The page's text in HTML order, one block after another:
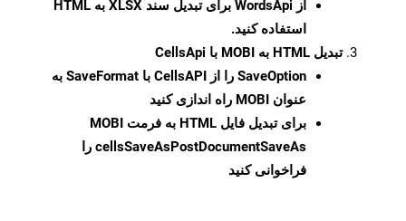
از WordsApi برای تبدیل سند XLSX به HTML
استفاده کنید.
تبدیل HTML به MOBI با CellsApi
SaveOption
را از CellsAPI با SaveFormat به
عنوان MOBI راه اندازی کنید
برای تبدیل فایل HTML به فرمت
MOBI
cellsSaveAsPostDocumentSaveAs را
فراخوانی کنید